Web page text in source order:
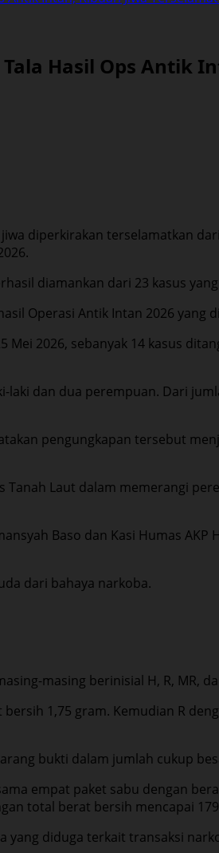
Hasil Ops Antik
jiwa diperkirakan terselamatkan
diamankan dari 23 kasus
Operasi Antik Intan 2026 yang
Mei 2026, sebanyak 14 kasus
laki dan dua perempuan. Dari
pengungkapan tersebut
Laut dalam memerangi
Baso dan Kasi Humas
dari bahaya narkoba.
masing berinisial H, R, MR,
1,75 gram. Kemudian R
bukti dalam jumlah cukup
empat paket sabu dengan
total berat bersih mencapai
yang diduga terkait transaksi